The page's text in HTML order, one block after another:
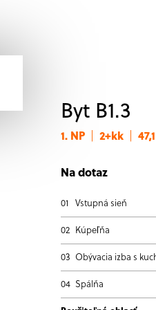
Byt B1.3
1. NP 2+kk
Na dotaz
01 Vstupná sieň
02 Kúpeľňa
03 Obývacia izba s
04 Spálňa